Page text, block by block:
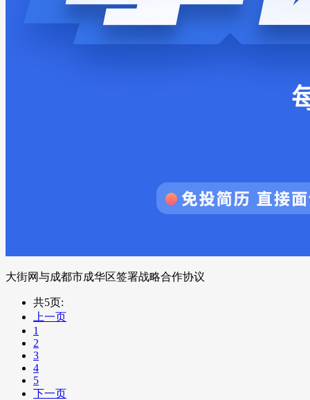
大街网与成都市成华区签署战略合作协议
共5页:
上一页
1
2
3
4
5
下一页